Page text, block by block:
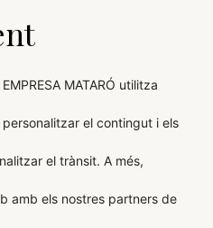
MATARÓ utilitza
el contingut i els
el trànsit. A més,
amb els nostres partners de